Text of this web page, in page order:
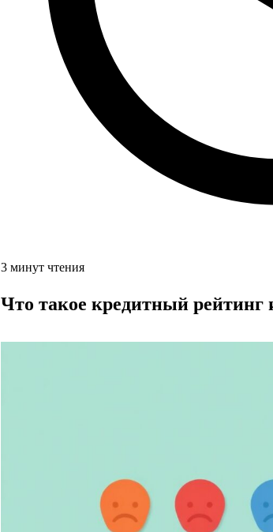
3 минут чтения
Что такое кредитный рейтинг